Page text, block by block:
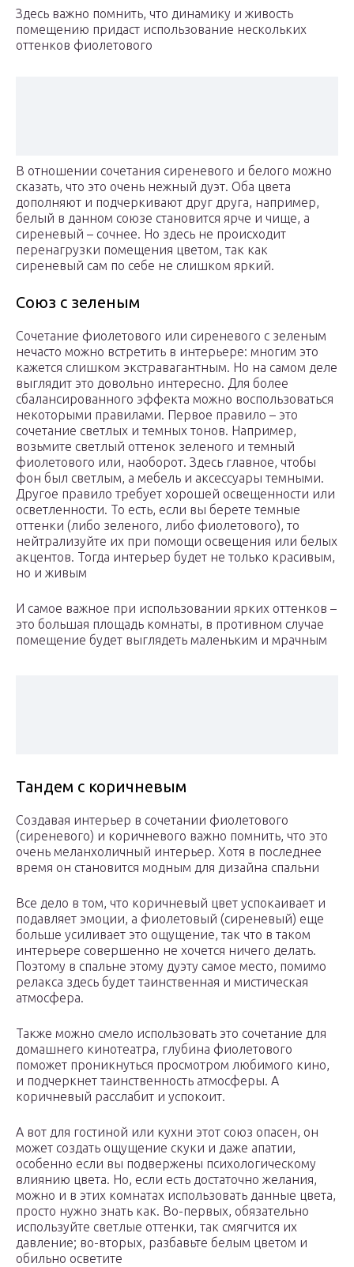
Здесь важно помнить, что динамику и живость
помещению придаст использование нескольких
оттенков фиолетового
В отношении сочетания сиреневого и белого можно
сказать, что это очень нежный дуэт. Оба цвета
дополняют и подчеркивают друг друга, например,
белый в данном союзе становится ярче и чище, а
сиреневый – сочнее. Но здесь не происходит
перенагрузки помещения цветом, так как
сиреневый сам по себе не слишком яркий.
Союз с зеленым
Сочетание фиолетового или сиреневого с зеленым
нечасто можно встретить в интерьере: многим это
кажется слишком экстравагантным. Но на самом деле
выглядит это довольно интересно. Для более
сбалансированного эффекта можно воспользоваться
некоторыми правилами. Первое правило – это
сочетание светлых и темных тонов. Например,
возьмите светлый оттенок зеленого и темный
фиолетового или, наоборот. Здесь главное, чтобы
фон был светлым, а мебель и аксессуары темными.
Другое правило требует хорошей освещенности или
осветленности. То есть, если вы берете темные
оттенки (либо зеленого, либо фиолетового), то
нейтрализуйте их при помощи освещения или белых
акцентов. Тогда интерьер будет не только красивым,
но и живым
И самое важное при использовании ярких оттенков –
это большая площадь комнаты, в противном случае
помещение будет выглядеть маленьким и мрачным
Тандем с коричневым
Создавая интерьер в сочетании фиолетового
(сиреневого) и коричневого важно помнить, что это
очень меланхоличный интерьер. Хотя в последнее
время он становится модным для дизайна спальни
Все дело в том, что коричневый цвет успокаивает и
подавляет эмоции, а фиолетовый (сиреневый) еще
больше усиливает это ощущение, так что в таком
интерьере совершенно не хочется ничего делать.
Поэтому в спальне этому дуэту самое место, помимо
релакса здесь будет таинственная и мистическая
атмосфера.
Также можно смело использовать это сочетание для
домашнего кинотеатра, глубина фиолетового
поможет проникнуться просмотром любимого кино,
и подчеркнет таинственность атмосферы. А
коричневый расслабит и успокоит.
А вот для гостиной или кухни этот союз опасен, он
может создать ощущение скуки и даже апатии,
особенно если вы подвержены психологическому
влиянию цвета. Но, если есть достаточно желания,
можно и в этих комнатах использовать данные цвета,
просто нужно знать как. Во-первых, обязательно
используйте светлые оттенки, так смягчится их
давление; во-вторых, разбавьте белым цветом и
обильно осветите